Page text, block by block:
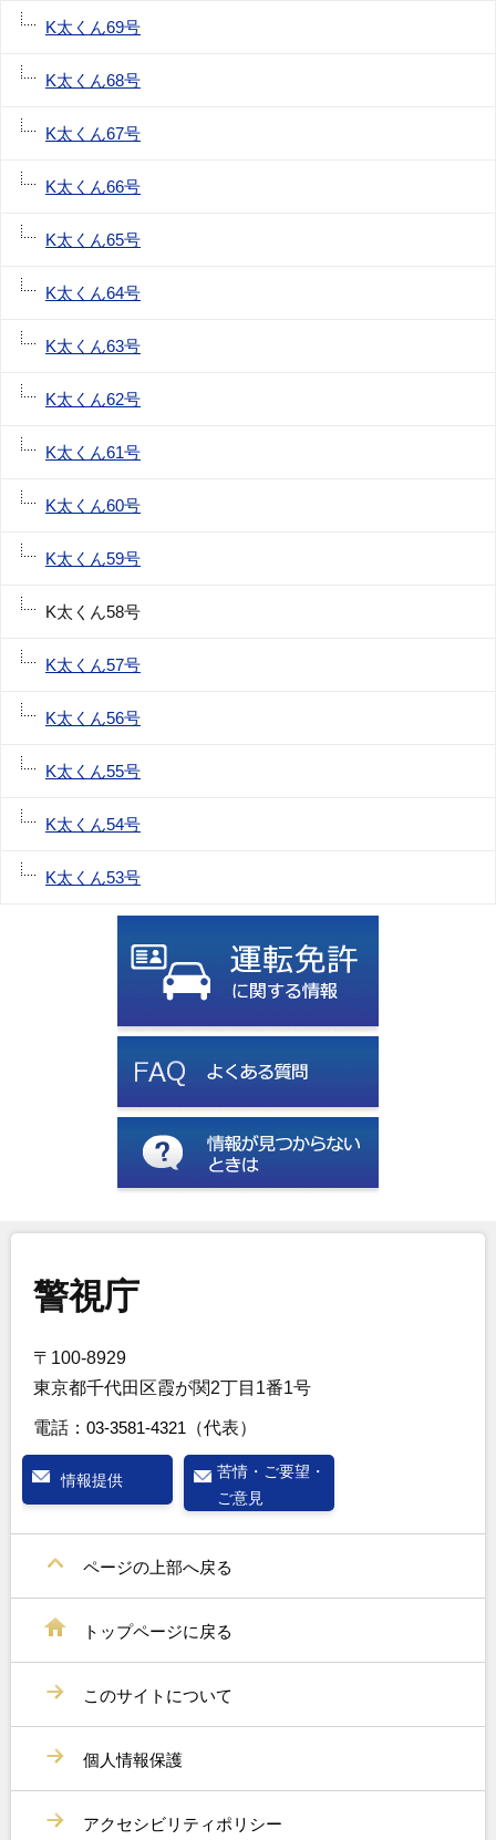
K太くん69号
K太くん68号
K太くん67号
K太くん66号
K太くん65号
K太くん64号
K太くん63号
K太くん62号
K太くん61号
K太くん60号
K太くん59号
K太くん58号
K太くん57号
K太くん56号
K太くん55号
K太くん54号
K太くん53号
警視庁
〒100-8929
東京都千代田区霞が関2丁目1番1号
電話： 03-3581-4321 （代表）
情報提供
苦情・ご要望・
ご意見
ページの上部へ戻る
トップページに戻る
このサイトについて
個人情報保護
アクセシビリティポリシー